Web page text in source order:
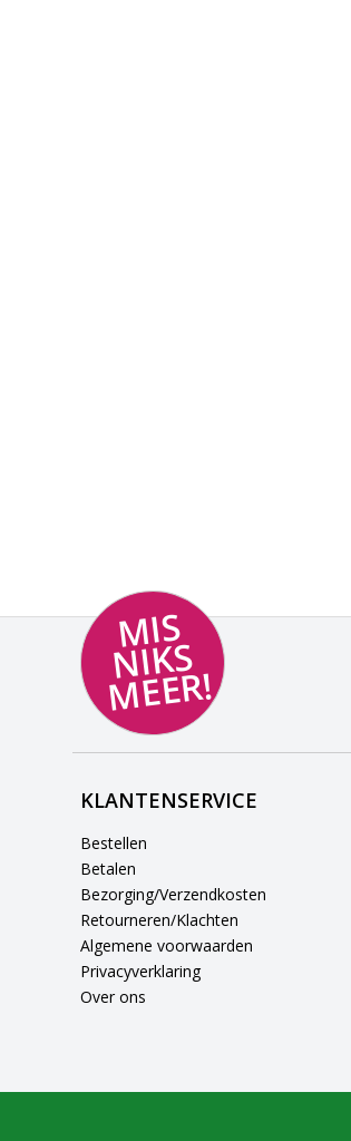
MI
S
NI
K
S
M
E
E
R!
KLANTENSERVICE
Bestellen
Betalen
Bezorging/Verzendkosten
Retourneren/Klachten
Algemene voorwaarden
Privacyverklaring
Over ons